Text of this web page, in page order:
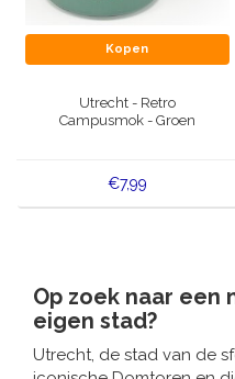
Kopen
Utrecht - Retro
Campusmok - Groen
€7,99
Op zoek naar een
eigen stad?
Utrecht, de stad van de